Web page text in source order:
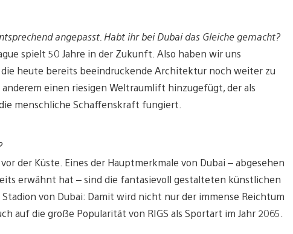
angepasst. Habt ihr bei Dubai das Gleiche gemacht?
spielt 50 Jahre in der Zukunft. Also haben wir uns
heute bereits beeindruckende Architektur noch weiter zu
einen riesigen Weltraumlift hinzugefügt, der als
menschliche Schaffenskraft fungiert.
der Küste. Eines der Hauptmerkmale von Dubai – abgesehen
erwähnt hat – sind die fantasievoll gestalteten künstlichen
von Dubai: Damit wird nicht nur der immense Reichtum
auf die große Popularität von RIGS als Sportart im Jahr 2065.